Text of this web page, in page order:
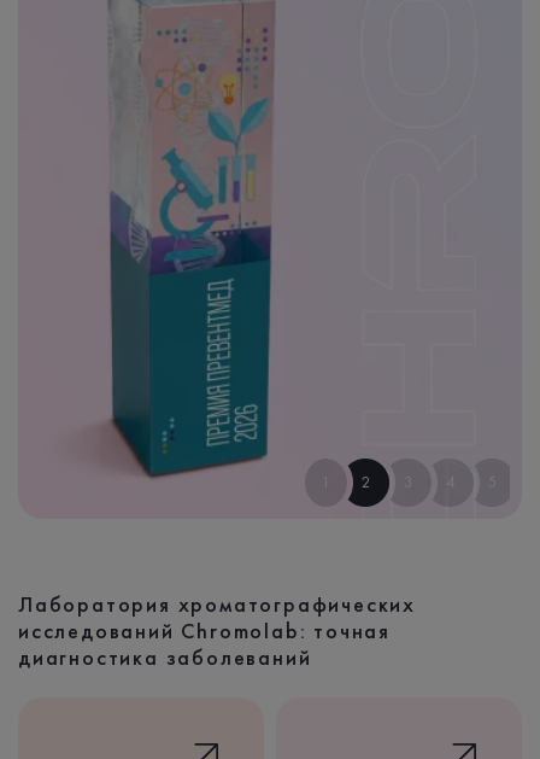
2
Лаборатория хроматографических
исследований Chromolab: точная
диагностика заболеваний